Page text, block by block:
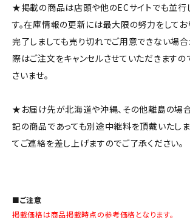
★掲載の商品は店頭や他のECサイトでも並行
す。在庫情報の更新には最大限の努力をしてお
完了しましても売り切れでご用意できない場合
際はご注文をキャンセルさせていただきますの
さいませ。
★お届け先が北海道や沖縄、その他離島の場合
記の商品であっても別途中継料を頂戴いたし
てご連絡を差し上げますのでご了承ください。
■ご注意
掲載価格は商品掲載時点の参考価格となります。